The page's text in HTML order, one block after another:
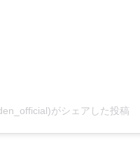
がシェアした投稿